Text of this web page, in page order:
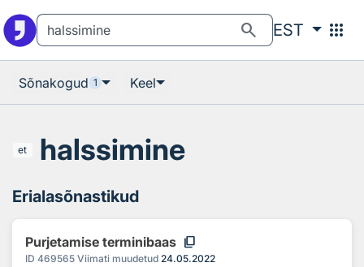
search EST apps
Sõnakogud 1 Keel
et halssimine
Erialasõnastikud
Purjetamise terminibaas content_copy
ID 469565 Viimati muudetud 24.05.2022